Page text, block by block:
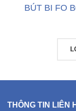
BÚT BI FO
THÔNG TIN LIÊN